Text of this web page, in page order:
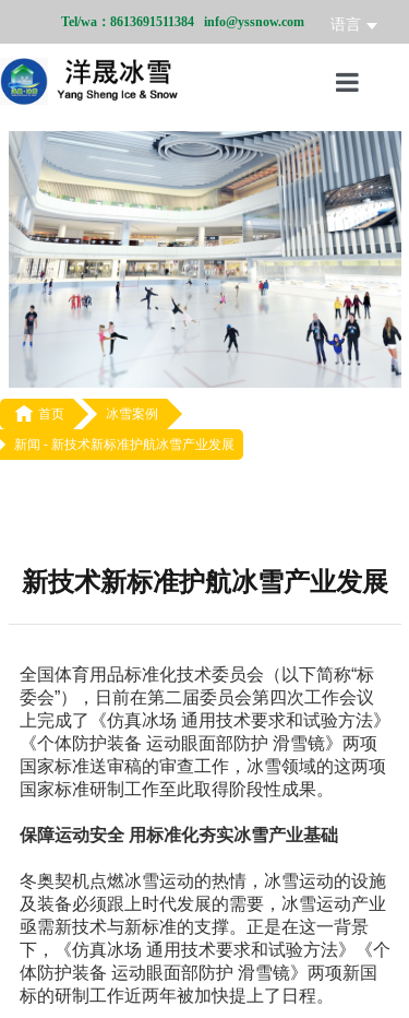
Tel/wa：8613691511384 info@yssnow.com 语言
首页
冰雪产品
冰雪业务
冰雪案例
冰雪新闻
关于我们
 首页
冰雪案例
新闻 - 新技术新标准护航冰雪产业发展
新技术新标准护航冰雪产业发展
全国体育用品标准化技术委员会（以下简称“标
委会”），日前在第二届委员会第四次工作会议
上完成了《仿真冰场 通用技术要求和试验方法》
《个体防护装备 运动眼面部防护 滑雪镜》两项
国家标准送审稿的审查工作，冰雪领域的这两项
国家标准研制工作至此取得阶段性成果。
保障运动安全 用标准化夯实冰雪产业基础
冬奥契机点燃冰雪运动的热情，冰雪运动的设施
及装备必须跟上时代发展的需要，冰雪运动产业
亟需新技术与新标准的支撑。正是在这一背景
下，《仿真冰场 通用技术要求和试验方法》《个
体防护装备 运动眼面部防护 滑雪镜》两项新国
标的研制工作近两年被加快提上了日程。